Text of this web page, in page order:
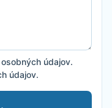
údajov.
údajov.